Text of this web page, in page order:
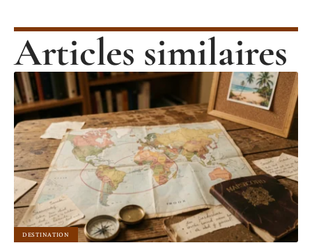
Articles similaires
DESTINATION